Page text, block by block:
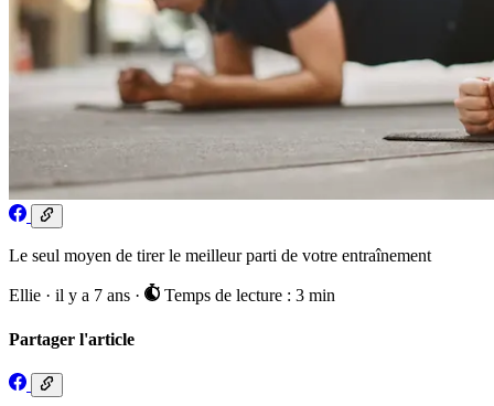
Le seul moyen de tirer le meilleur parti de votre entraînement
Ellie · il y a 7 ans · Temps de lecture : 3 min
Partager l'article